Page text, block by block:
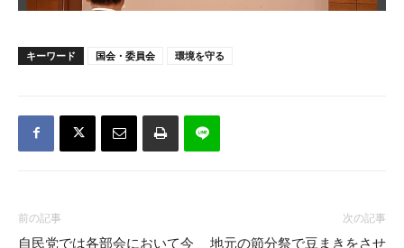
キーワード 国会・委員会 環境を守る
前の記事
自民党では各部会において今
次の記事
地元の節分祭で豆まきをさせ